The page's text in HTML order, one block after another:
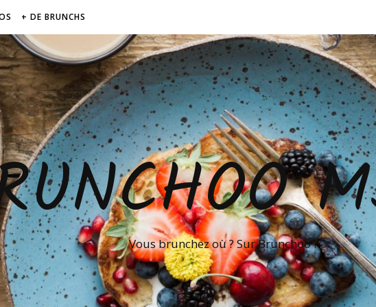
+ DE BRUNCHS
Vous brunchez où ? Sur Brunchoo !